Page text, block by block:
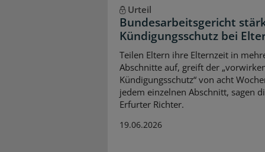
Urteil
Bundesarbeitsgericht
Kündigungsschutz bei
Teilen Eltern ihre Elternzeit in
Abschnitte auf, greift der
Kündigungsschutz“ von acht
jedem einzelnen Abschnitt, sagen
Erfurter Richter.
19.06.2026